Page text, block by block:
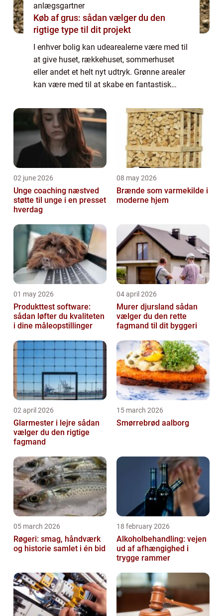
anlægsgartner
Køb af grus: sådan vælger du den
rigtige type til dit projekt
I enhver bolig kan udearealerne være med til
at give huset, rækkehuset, sommerhuset
eller andet et helt nyt udtryk. Grønne arealer
kan være med til at skabe en fantastisk
imødekommende. Grønne arealer har det
nemlig med a...
02 june 2026
Unge coaching næstved
støtte til unge i en presset
hverdag
08 may 2026
Brænde som varmekilde i
moderne hjem
01 may 2026
Produkttest software:
sådan løfter du kvaliteten
i dine måleopstillinger
04 april 2026
Murer djursland sådan
vælger du den rette
fagmand til dit byggeri
02 april 2026
Glarmester i lejre sådan
vælger du den rigtige
fagmand
15 march 2026
Smørrebrød aalborg
05 march 2026
Røgeri: smag, håndværk
og historie samlet i én bid
18 february 2026
Alkoholbehandling: vejen
ud af afhængighed i
trygge rammer